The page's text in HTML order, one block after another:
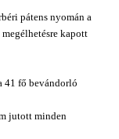
pátens nyomán a
kapott
41 fő bevándorló
jutott minden